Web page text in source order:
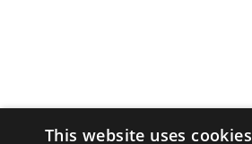
This website uses cookies